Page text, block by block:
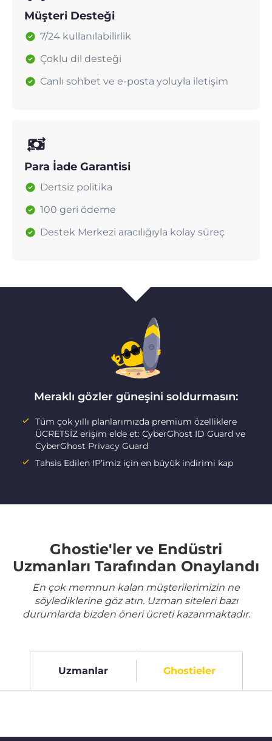
Müşteri Desteği
7/24 kullanılabilirlik
Çoklu dil desteği
Canlı sohbet ve e-posta yoluyla iletişim
Para İade Garantisi
Dertsiz politika
100 geri ödeme
Destek Merkezi aracılığıyla kolay süreç
Meraklı gözler güneşini soldurmasın:
Tüm çok yıllı planlarımızda premium özelliklere
ÜCRETSİZ erişim elde et: CyberGhost ID Guard ve
CyberGhost Privacy Guard
Tahsis Edilen IP’imiz için en büyük indirimi kap
Ghostie'ler ve Endüstri
Uzmanları Tarafından Onaylandı
En çok memnun kalan müşterilerimizin ne
söylediklerine göz atın. Uzman siteleri bazı
durumlarda bizden öneri ücreti kazanmaktadır.
Uzmanlar Ghostieler